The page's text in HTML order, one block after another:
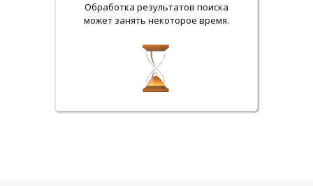
Обработка результатов поиска
может занять некоторое время.